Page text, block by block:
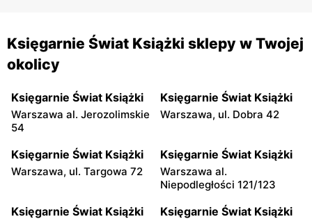
Księgarnie Świat Książki sklepy w Twojej
okolicy
Księgarnie Świat Książki
Warszawa al. Jerozolimskie
54
Księgarnie Świat Książki
Warszawa, ul. Dobra 42
Księgarnie Świat Książki
Warszawa, ul. Targowa 72
Księgarnie Świat Książki
Warszawa al.
Niepodległości 121/123
Księgarnie Świat Książki Księgarnie Świat Książki